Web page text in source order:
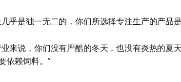
乎是独一无二的，你们所选择专注生产的产品
来说，你们没有严酷的冬天，也没有炎热的夏
依赖饲料。”